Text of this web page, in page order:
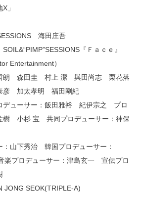
」
海田庄吾
『Ｆａｃｅ』
Entertainment）
朗 森田圭 村上 潔 與田尚志 栗花落
加太孝明 福田剛紀
デューサー：飯田雅裕 紀伊宗之 プロ
樹 小杉 宝 共同プロデューサー：神保
：山下秀治 韓国プロデューサー：
楽プロデューサー：津島玄一 宣伝プロ
JONG SEOK(TRIPLE-A)